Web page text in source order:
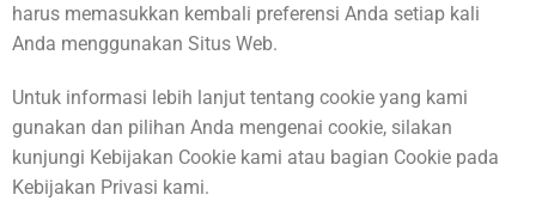
harus memasukkan kembali preferensi Anda setiap kali
Anda menggunakan Situs Web.
Untuk informasi lebih lanjut tentang cookie yang kami
gunakan dan pilihan Anda mengenai cookie, silakan
kunjungi Kebijakan Cookie kami atau bagian Cookie pada
Kebijakan Privasi kami.